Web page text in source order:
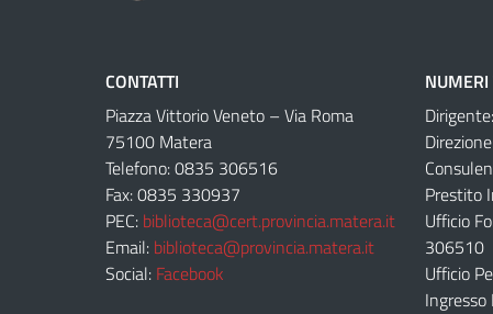
CONTATTI
Piazza Vittorio Veneto – Via Roma
75100 Matera
Telefono: 0835 306516
Fax: 0835 330937
PEC: biblioteca@cert.provincia.matera.it
Email: biblioteca@provincia.matera.it
Social: Facebook
NUMERI
Prestito
Ufficio
306510
Ufficio